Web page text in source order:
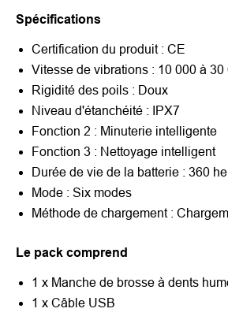
Spécifications
Certification du produit : CE
Vitesse de vibrations : 10 000 à 30
Rigidité des poils : Doux
Niveau d'étanchéité : IPX7
Fonction 2 : Minuterie intelligente
Fonction 3 : Nettoyage intelligent
Durée de vie de la batterie : 360
Mode : Six modes
Méthode de chargement :
Le pack comprend
1 x Manche de brosse à dents
1 x Câble USB